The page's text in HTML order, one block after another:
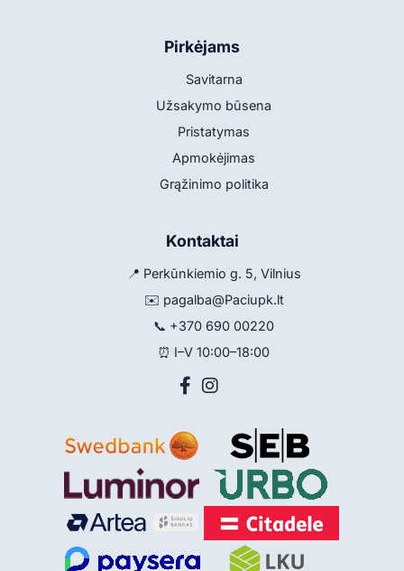
Pirkėjams
Savitarna
Užsakymo būsena
Pristatymas
Apmokėjimas
Grąžinimo politika
Kontaktai
📍 Perkūnkiemio g. 5, Vilnius
✉️ pagalba@Paciupk.lt
📞 +370 690 00220
⏰ I–V 10:00–18:00